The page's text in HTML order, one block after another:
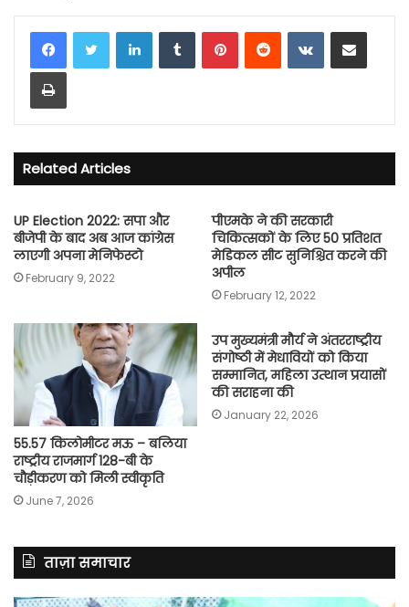
LinkedInTumblrPinterestReddit VKontakteShare via Email
Print
Related Articles
UP Election 2022: सपा और
बीजेपी के बाद अब आज कांग्रेस
लाएगी अपना मेनिफेस्टो
February 9, 2022
पीएमके ने की सरकारी
चिकित्सकों के लिए 50 प्रतिशत
मेडिकल सीट सुनिश्चित करने की
अपील
February 12, 2022
55.57 किलोमीटर मऊ – बलिया
राष्ट्रीय राजमार्ग 128-बी के
चौड़ीकरण को मिली स्वीकृति
June 7, 2026
उप मुख्यमंत्री मौर्य ने अंतरराष्ट्रीय
संगोष्ठी में मेधावियों को किया
सम्मानित, महिला उत्थान प्रयासों
की सराहना की
January 22, 2026
ताज़ा समाचार